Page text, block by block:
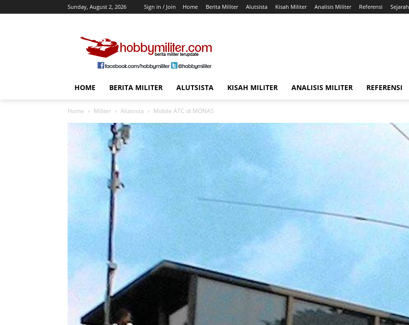
Sunday, August 2, 2026 Sign in / Join Home Berita Militer Alutsista Kisah Militer Analisis Militer Referensi Sejarah
HOME BERITA MILITER ALUTSISTA KISAH MILITER ANALISIS MILITER REFERENSI
Home Militer Alutsista Mobile ATC di MONAS